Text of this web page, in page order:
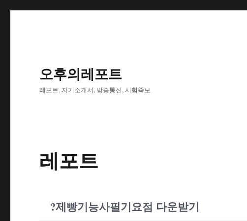
오후의레포트
레포트, 자기소개서, 방송통신, 시험족보
레포트
?제빵기능사필기요점 다운받기